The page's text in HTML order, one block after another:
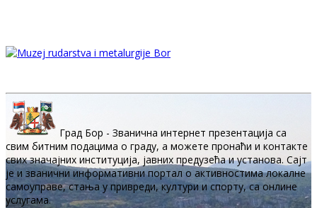
Град Бор - Званична интернет презентација са
свим битним подацима о граду, а можете пронаћи и контакте
свих значајних институција, јавних предузећа и установа. Сајт
је и званични информативни портал о активностима локалне
самоуправе, стања у привреди, култури и спорту, са онлине
услугама.